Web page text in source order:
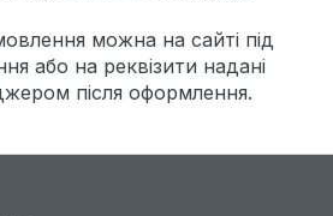
можна на сайті під
або на реквізити надані
після оформлення.